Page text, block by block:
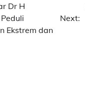
Dr H
Ekstrem dan
Next: